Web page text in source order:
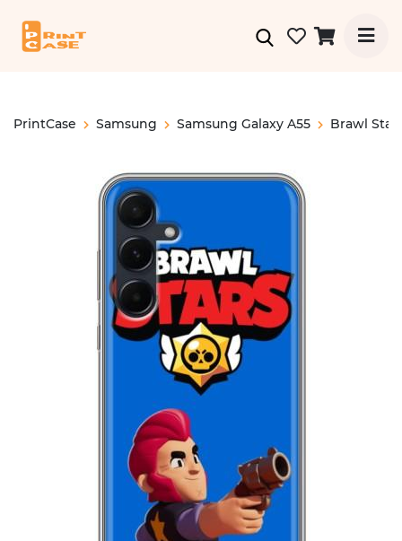
PrintCase Samsung Samsung Galaxy A55 Brawl